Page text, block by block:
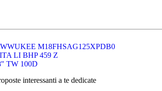
M18FHSAG125XPDB0
LI BHP 459 Z
TW 100D
interessanti a te dedicate